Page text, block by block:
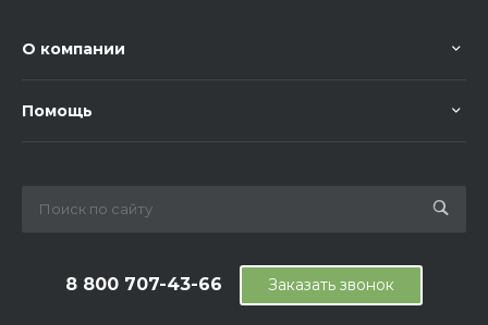
О компании
Помощь
8 800 707-43-66 Заказать звонок